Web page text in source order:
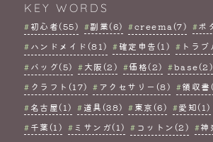
KEY WORDS
初心者(55) 副業(6) creema(7)
ボ
ハンドメイド(81)
確定申告(1)
トラ
バッグ(5)
大阪(2) 価格(2) base(2)
クラフト(17)
アクセサリー(8) 領収
名古屋(1)
道具(38) 東京(6) 愛知(1)
千葉(1)
ミサンガ(1) コットン(2)
神